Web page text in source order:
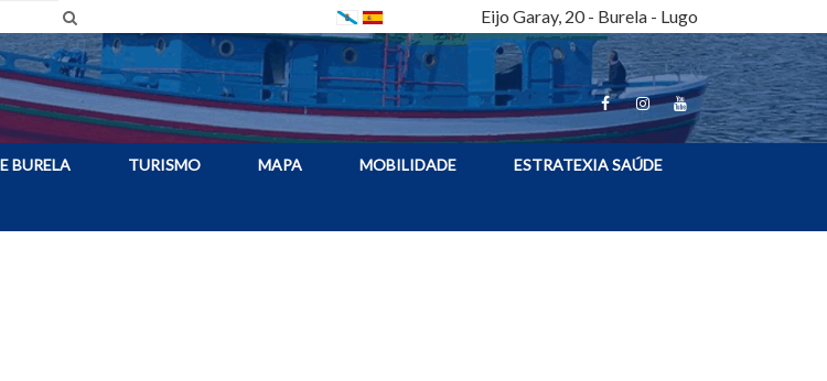
Eijo Garay, 20 - Burela - Lugo
BURELA TURISMO MAPA MOBILIDADE ESTRATEXIA SAÚDE